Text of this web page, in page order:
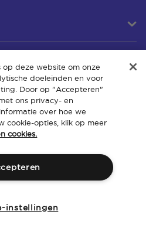
op deze website om onze
doeleinden en voor
Door op "Accepteren"
ons privacy- en
over hoe we
cookie-opties, klik op meer
cookies.
instellingen